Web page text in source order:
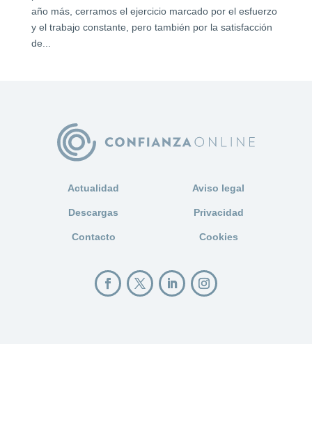
año más, cerramos el ejercicio marcado por el esfuerzo
y el trabajo constante, pero también por la satisfacción
de...
Actualidad
Descargas
Contacto
Aviso legal
Privacidad
Cookies